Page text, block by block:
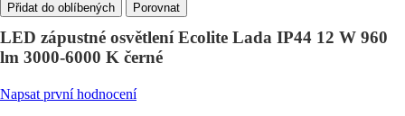
Porovnat
LED zápustné osvětlení Ecolite Lada IP44 12 W 960
lm 3000-6000 K černé
Napsat první hodnocení